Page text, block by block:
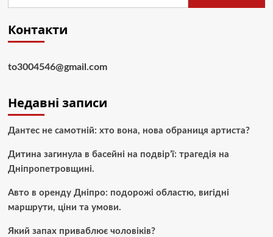
Контакти
to3004546@gmail.com
Недавні записи
Дантес не самотній: хто вона, нова обраниця артиста?
Дитина загинула в басейні на подвір’ї: трагедія на
Дніпропетровщині.
Авто в оренду Дніпро: подорожі областю, вигідні
маршрути, ціни та умови.
Який запах приваблює чоловіків?